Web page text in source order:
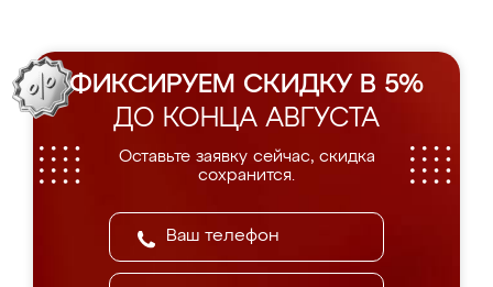
ФИКСИРУЕМ СКИДКУ В 5%
ДО КОНЦА АВГУСТА
Оставьте заявку сейчас, скидка
сохранится.